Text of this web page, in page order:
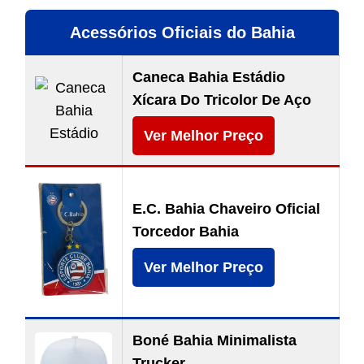
Acessórios Oficiais do Bahia
Caneca Bahia Estádio
Xícara Do Tricolor De Aço
Ver Melhor Preço
E.C. Bahia Chaveiro Oficial
Torcedor Bahia
Ver Melhor Preço
Boné Bahia Minimalista